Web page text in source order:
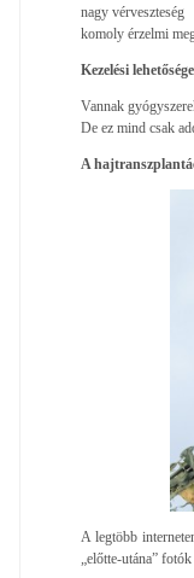
nagy vérveszteség
komoly érzelmi
Kezelési
Vannak
De ez mind csak
A
A legtöbb
„előtte-utána”